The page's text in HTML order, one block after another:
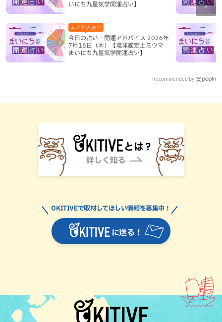
いにち九星気学開運占い】
今日の占い・開運アドバイス 2026年
7月16日（木）【琉球鑑定士ミウマ
まいにち九星気学開運占い】
エンタメ,占い
Recommended by
に送る！
OKITIVEで取材してほしい情報を募集中！